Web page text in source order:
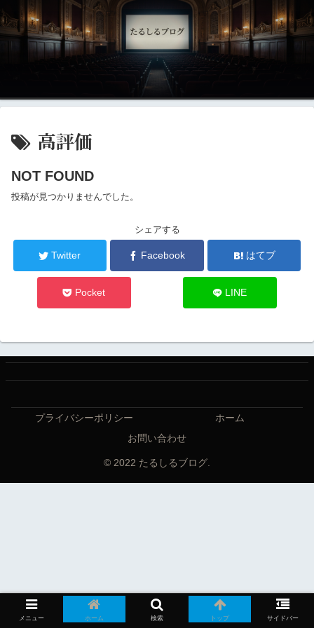
高評価
NOT FOUND
投稿が見つかりませんでした。
シェアする
Twitter Facebook はてブ
Pocket LINE
プライバシーポリシー
ホーム
お問い合わせ
© 2022 たるしるブログ.
メニュー ホーム 検索 トップ サイドバー